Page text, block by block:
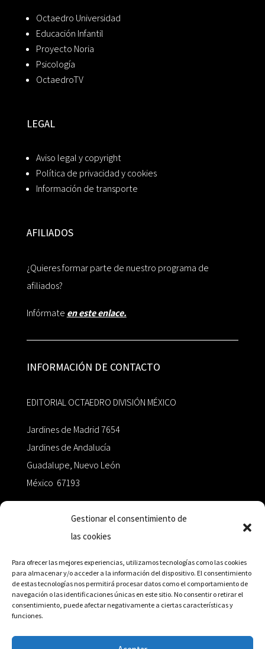
Gestionar el consentimiento de
las cookies
Para ofrecer las mejores experiencias, utilizamos tecnologías como las cookies
para almacenar y/o acceder a la información del dispositivo. El consentimiento
de estas tecnologías nos permitirá procesar datos como el comportamiento de
navegación o las identificaciones únicas en este sitio. No consentir o retirar el
consentimiento, puede afectar negativamente a ciertas características y
funciones.
Octaedro Universidad
Educación Infantil
Proyecto Noria
Psicología
OctaedroTV
LEGAL
Aviso legal y copyright
Política de privacidad y cookies
Información de transporte
AFILIADOS
¿Quieres formar parte de nuestro programa de
afiliados?
Infórmate en este enlace.
INFORMACIÓN DE CONTACTO
EDITORIAL OCTAEDRO DIVISIÓN MÉXICO
Jardines de Madrid 7654
Jardines de Andalucía
Guadalupe, Nuevo León
México 67193
+52 811.499.5638
RED DE DISTRIBUCIÓN